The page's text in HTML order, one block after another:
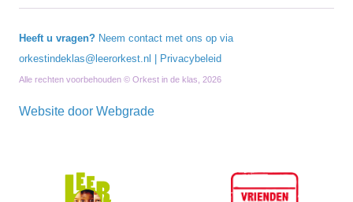
Heeft u vragen? Neem contact met ons op via
orkestindeklas@leerorkest.nl
Privacybeleid
Alle rechten voorbehouden © Orkest in de klas, 2026
Website door Webgrade